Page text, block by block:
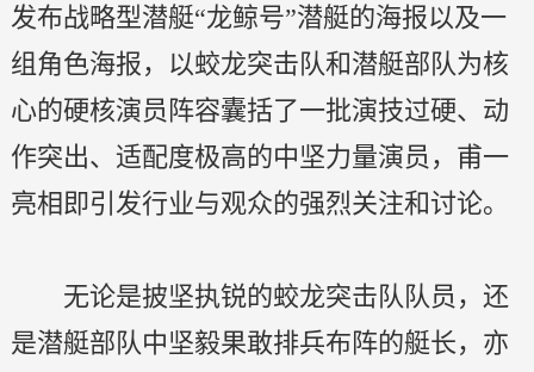
发布战略型潜艇“龙鲸号”潜艇的海报以及一
组角色海报，以蛟龙突击队和潜艇部队为核
心的硬核演员阵容囊括了一批演技过硬、动
作突出、适配度极高的中坚力量演员，甫一
亮相即引发行业与观众的强烈关注和讨论。
无论是披坚执锐的蛟龙突击队队员，还
是潜艇部队中坚毅果敢排兵布阵的艇长，亦